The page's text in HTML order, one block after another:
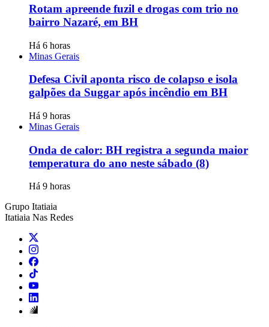
Rotam apreende fuzil e drogas com trio no
bairro Nazaré, em BH
Há 6 horas
Minas Gerais
Defesa Civil aponta risco de colapso e isola
galpões da Suggar após incêndio em BH
Há 9 horas
Minas Gerais
Onda de calor: BH registra a segunda maior
temperatura do ano neste sábado (8)
Há 9 horas
Grupo Itatiaia
Itatiaia Nas Redes